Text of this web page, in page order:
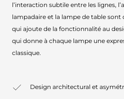
l’interaction subtile entre les lignes,
lampadaire et la lampe de table
qui ajoute de la fonctionnalité au
qui donne à chaque lampe une
classique.
Design architectural et